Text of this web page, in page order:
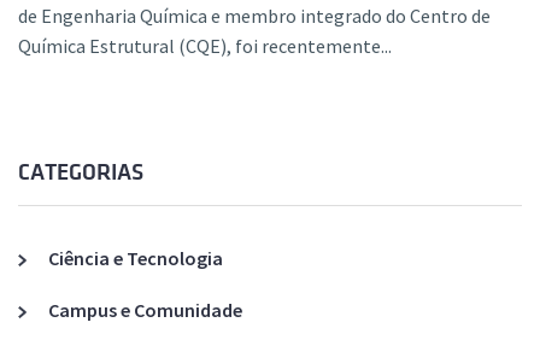
de Engenharia Química e membro integrado do Centro de
Química Estrutural (CQE), foi recentemente...
CATEGORIAS
Ciência e Tecnologia
Campus e Comunidade